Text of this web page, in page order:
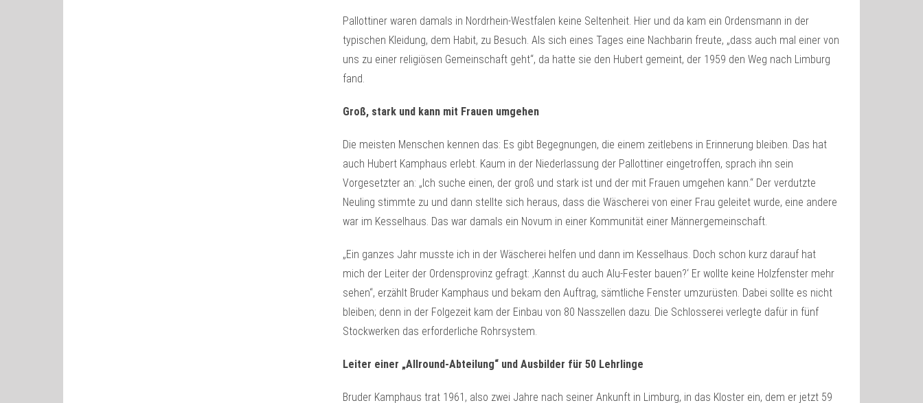
Pallottiner waren damals in Nordrhein-Westfalen keine Seltenheit. Hier und da kam ein Ordensmann in der
typischen Kleidung, dem Habit, zu Besuch. Als sich eines Tages eine Nachbarin freute, „dass auch mal einer von
uns zu einer religiösen Gemeinschaft geht“, da hatte sie den Hubert gemeint, der 1959 den Weg nach Limburg
fand.
Groß, stark und kann mit Frauen umgehen
Die meisten Menschen kennen das: Es gibt Begegnungen, die einem zeitlebens in Erinnerung bleiben. Das hat
auch Hubert Kamphaus erlebt. Kaum in der Niederlassung der Pallottiner eingetroffen, sprach ihn sein
Vorgesetzter an: „Ich suche einen, der groß und stark ist und der mit Frauen umgehen kann.“ Der verdutzte
Neuling stimmte zu und dann stellte sich heraus, dass die Wäscherei von einer Frau geleitet wurde, eine andere
war im Kesselhaus. Das war damals ein Novum in einer Kommunität einer Männergemeinschaft.
„Ein ganzes Jahr musste ich in der Wäscherei helfen und dann im Kesselhaus. Doch schon kurz darauf hat
mich der Leiter der Ordensprovinz gefragt: ‚Kannst du auch Alu-Fester bauen?‘ Er wollte keine Holzfenster mehr
sehen“, erzählt Bruder Kamphaus und bekam den Auftrag, sämtliche Fenster umzurüsten. Dabei sollte es nicht
bleiben; denn in der Folgezeit kam der Einbau von 80 Nasszellen dazu. Die Schlosserei verlegte dafür in fünf
Stockwerken das erforderliche Rohrsystem.
Leiter einer „Allround-Abteilung“ und Ausbilder für 50 Lehrlinge
Bruder Kamphaus trat 1961, also zwei Jahre nach seiner Ankunft in Limburg, in das Kloster ein, dem er jetzt 59